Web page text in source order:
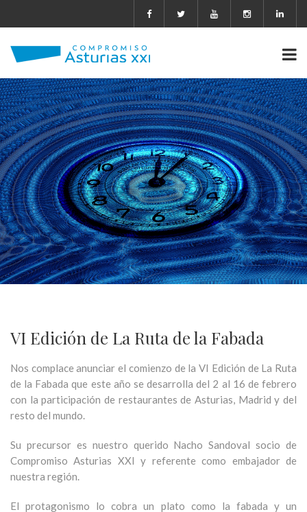
VI Edición de La Ruta de la Fabada
Nos complace anunciar el comienzo de la VI Edición de La Ruta
de la Fabada que este año se desarrolla del 2 al 16 de febrero
con la participación de restaurantes de Asturias, Madrid y del
resto del mundo.
Su precursor es nuestro querido Nacho Sandoval socio de
Compromiso Asturias XXI y referente como embajador de
nuestra región.
El protagonismo lo cobra un plato como la fabada y un